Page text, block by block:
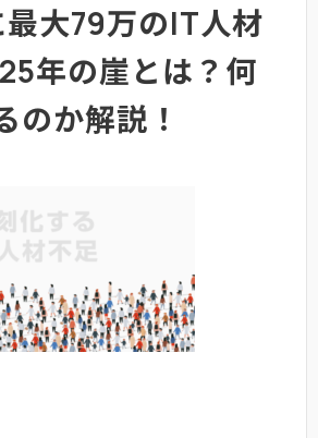
大79万のIT人材
年の崖とは？何
のか解説！